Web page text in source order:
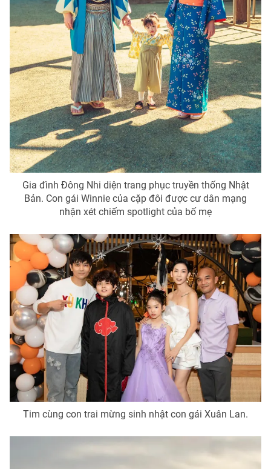
® Cấm sao chép dưới mọi hình thức nếu không có sự chấp
thuận bằng văn bản. Ghi rõ nguồn VTV.vn khi phát hành lại
thông tin từ website này.
Gia đình Đông Nhi diện trang phục truyền thống Nhật
Bản. Con gái Winnie của cặp đôi được cư dân mạng
nhận xét chiếm spotlight của bố mẹ
Tim cùng con trai mừng sinh nhật con gái Xuân Lan.